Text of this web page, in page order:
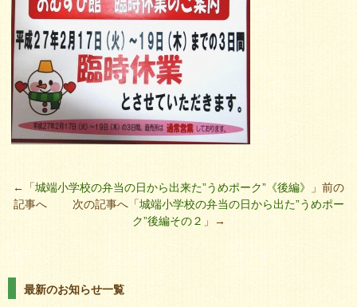
←「城端小学校の弁当の日から出来た”うめポーク”《後編》
」前の
記事へ 次の記事へ「城端小学校の弁当の日から出た”うめポー
ク”後編その２」→
最新のお知らせ一覧